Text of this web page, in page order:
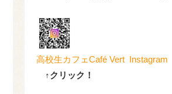
高校生カフェCafé Vert Instagram
↑クリック！